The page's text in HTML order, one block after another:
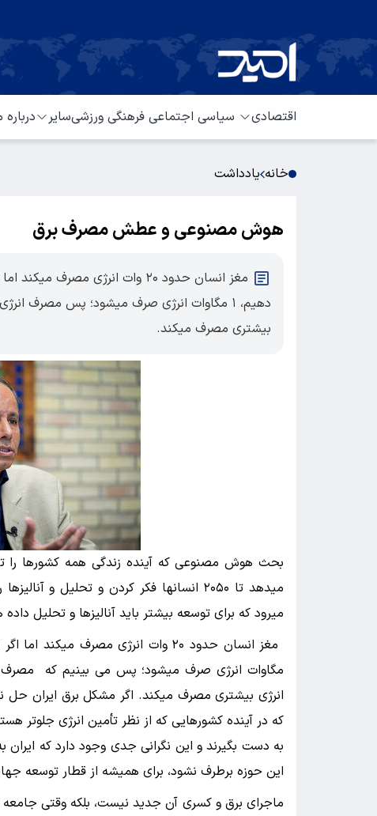
اقتصادی سیاسی اجتماعی فرهنگی ورزشیسایر درباره
خانه یادداشت
هوش مصنوعی و عطش مصرف برق
مغز انسان حدود ۲۰ وات انرژی
بیشتری مصرف میکند.
بحث هوش مصنوعی که آینده زندگی همه کشورها را
میدهد تا ۲۰۵۰ انسانها فکر کردن و
میرود که برای توسعه بیشتر باید آنالیزها و تحلیل
انرژی بیشتری مصرف میکند. اگر مشکل برق ایران حل
که در آینده کشورهایی که از نظر تأمین انرژی جلوتر
به دست بگیرند و این نگرانی جدی وجود دارد که
این حوزه برطرف نشود، برای همیشه از قطار توسعه
ماجرای برق و کسری آن جدید نیست، بلکه وقتی